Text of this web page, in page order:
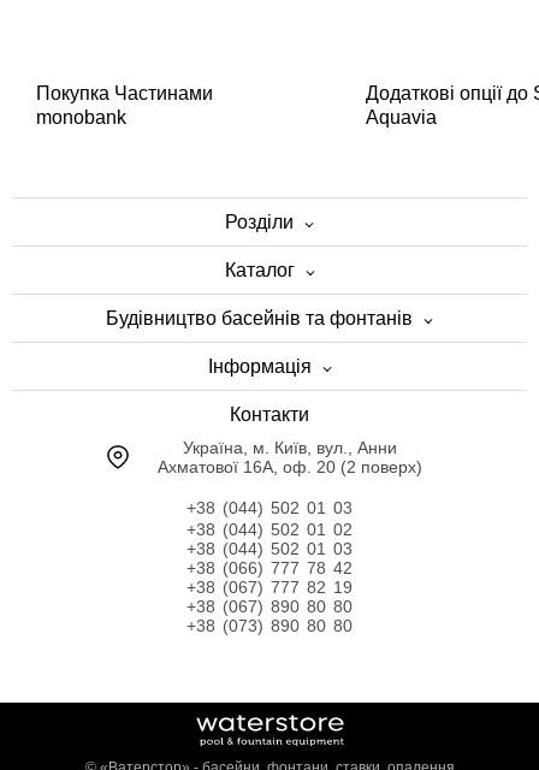
Покупка Частинами
monobank
Додаткові опції
Aquavia
Розділи
Каталог
Будівництво басейнів та фонтанів
Інформація
Контакти
Українa, м. Київ, вул., Анни
Ахматової 16А, оф. 20 (2 поверх)
+38 (044) 502 01 03
+38 (044) 502 01 02
+38 (044) 502 01 03
+38 (066) 777 78 42
+38 (067) 777 82 19
+38 (067) 890 80 80
+38 (073) 890 80 80